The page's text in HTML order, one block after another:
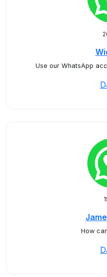
Use our WhatsApp
How